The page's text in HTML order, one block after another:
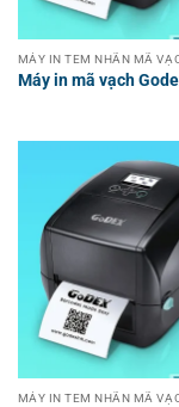
MÁY IN TEM NHÃN MÃ
Máy in mã vạch
MÁY IN TEM NHÃN MÃ